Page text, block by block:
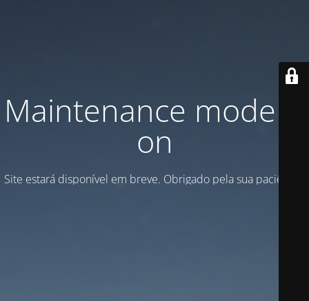
Maintenance mode is
on
Site estará disponível em breve. Obrigado pela sua paciência!